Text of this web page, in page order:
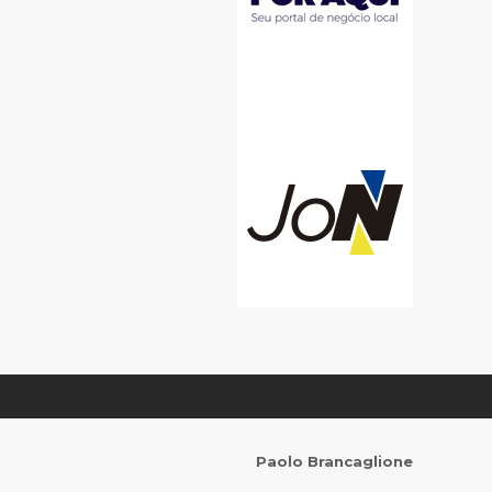
Paolo Brancaglione